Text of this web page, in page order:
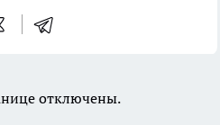
отключены.